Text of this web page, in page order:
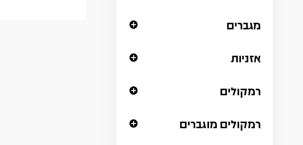
מגברים
אזניות
רמקולים
רמקולים מוגברים